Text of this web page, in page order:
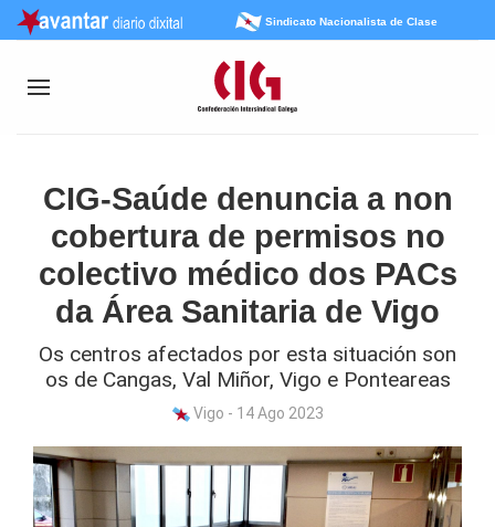
Sindicato Nacionalista de Clase
CIG-Saúde denuncia a non
cobertura de permisos no
colectivo médico dos PACs
da Área Sanitaria de Vigo
Os centros afectados por esta situación son
os de Cangas, Val Miñor, Vigo e Ponteareas
Vigo - 14 Ago 2023